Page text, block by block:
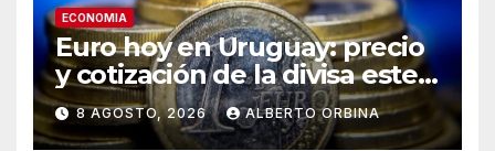
ECONOMIA
Euro hoy en Uruguay: precio
y cotización de la divisa este
sábado 8 de agosto de 2026
8 AGOSTO, 2026 ALBERTO ORBINA